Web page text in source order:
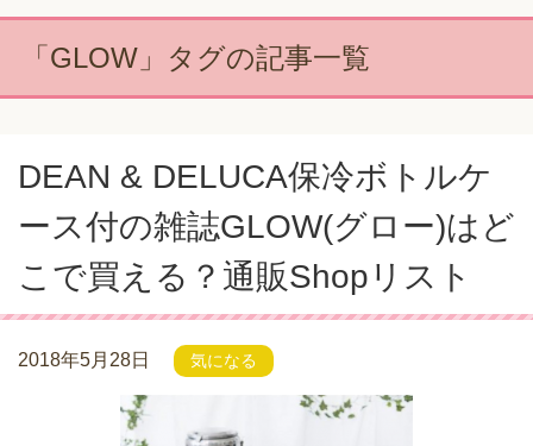
「GLOW」タグの記事一覧
DEAN & DELUCA保冷ボトルケ
ース付の雑誌GLOW(グロー)はど
こで買える？通販Shopリスト
2018年5月28日 気になる